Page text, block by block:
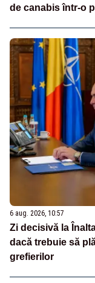
de canabis într-o
6 aug. 2026, 10:57
Zi decisivă la
dacă trebuie să
grefierilor